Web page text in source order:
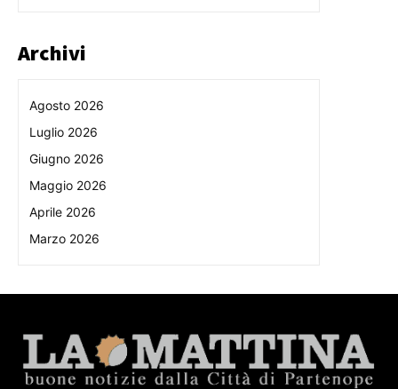
Archivi
Agosto 2026
Luglio 2026
Giugno 2026
Maggio 2026
Aprile 2026
Marzo 2026